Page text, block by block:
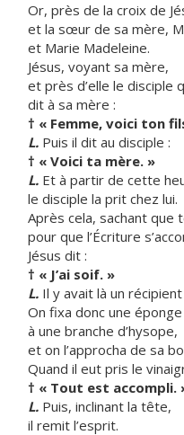
Or, près de la croix de
et la sœur de sa mère,
et Marie Madeleine.
Jésus, voyant sa mère,
et près d’elle le disciple
dit à sa mère :
† « Femme, voici ton
L. Puis il dit au disciple :
† « Voici ta mère. »
L. Et à partir de cette
le disciple la prit chez lui.
Après cela, sachant que
pour que l’Écriture
Jésus dit :
† « J’ai soif. »
L. Il y avait là un
On fixa donc une
à une branche d’hysope,
et on l’approcha de sa
Quand il eut pris le
† « Tout est accompli.
L. Puis, inclinant la tête,
il remit l’esprit.